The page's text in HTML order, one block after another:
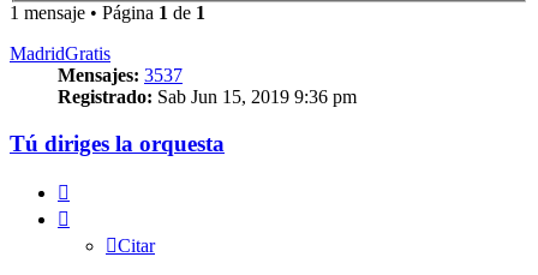
1 mensaje • Página 1 de 1
MadridGratis
Mensajes: 3537
Registrado: Sab Jun 15, 2019 9:36 pm
Tú diriges la orquesta
Citar